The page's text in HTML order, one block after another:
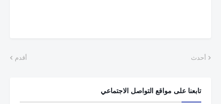
أحدث أقدم
تابعنا على مواقع التواصل الاجتماعي